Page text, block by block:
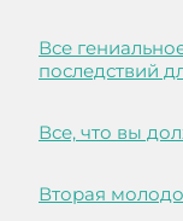
Все
последствий
Все, что вы
Вторая